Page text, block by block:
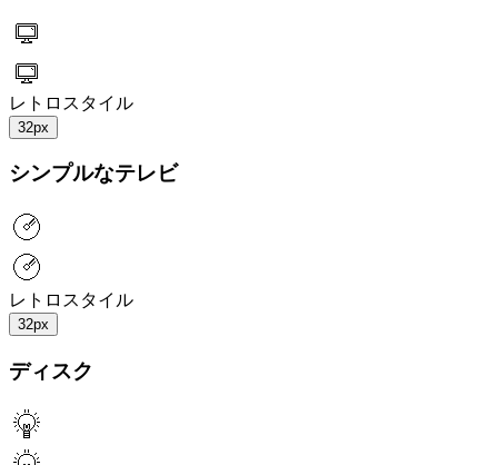
レトロスタイル
32px
シンプルなテレビ
レトロスタイル
32px
ディスク